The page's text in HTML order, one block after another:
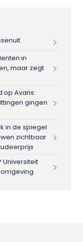
in
maar zegt
op Avans:
gingen
in de spiegel
zichtbaar
Universiteit